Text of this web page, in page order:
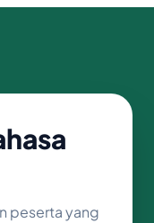
peserta yang